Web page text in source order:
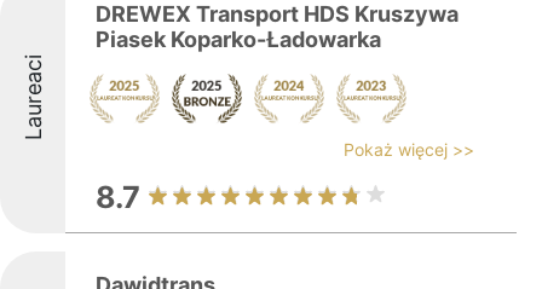
Laureaci
DREWEX Transport HDS Kruszywa
Piasek Koparko-Ładowarka
Pokaż więcej >>
8.7